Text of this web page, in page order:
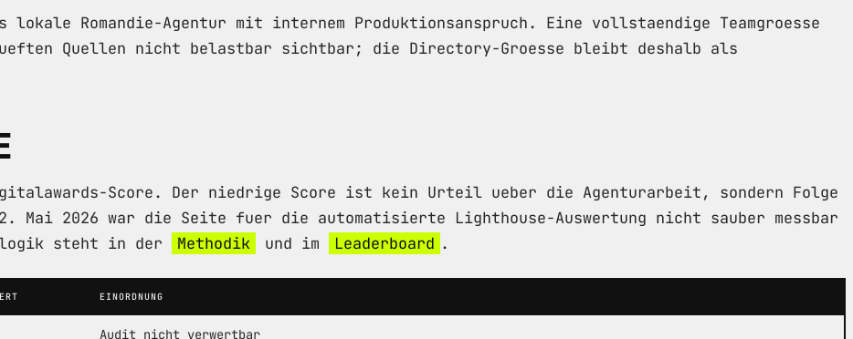
lokale Romandie-Agentur mit internem Produktionsanspruch. Eine vollstaendige Teamgroesse
Quellen nicht belastbar sichtbar; die Directory-Groesse bleibt deshalb als
Score. Der niedrige Score ist kein Urteil ueber die Agenturarbeit, sondern Folge
Mai 2026 war die Seite fuer die automatisierte Lighthouse-Auswertung nicht sauber messbar
steht in der
Methodik und im Leaderboard .
EINORDNUNG
Audit nicht verwertbar